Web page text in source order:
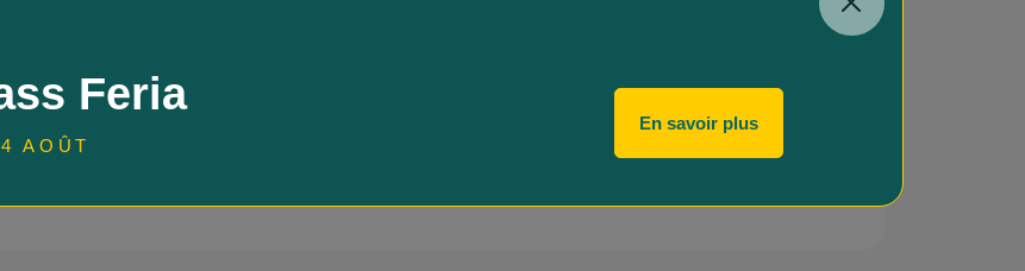
de sécurité à adopter lors du transport des publics scolaires.
de nos conducteurs va au-delà de la conduite : ils sont également formés pour gérer des
d'urgence et assurer une communication efficace avec les enfants.
Feria
AOÛT
En savoir plus